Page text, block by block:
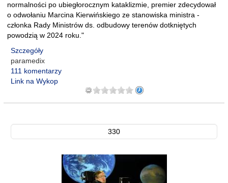
normalności po ubiegłorocznym kataklizmie, premier zdecydował
o odwołaniu Marcina Kierwińskiego ze stanowiska ministra -
członka Rady Ministrów ds. odbudowy terenów dotkniętych
powodzią w 2024 roku."
Szczegóły
paramedix
111 komentarzy
Link na Wykop
330